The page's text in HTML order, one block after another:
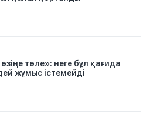
төле»: неге бұл қағида
жұмыс істемейді